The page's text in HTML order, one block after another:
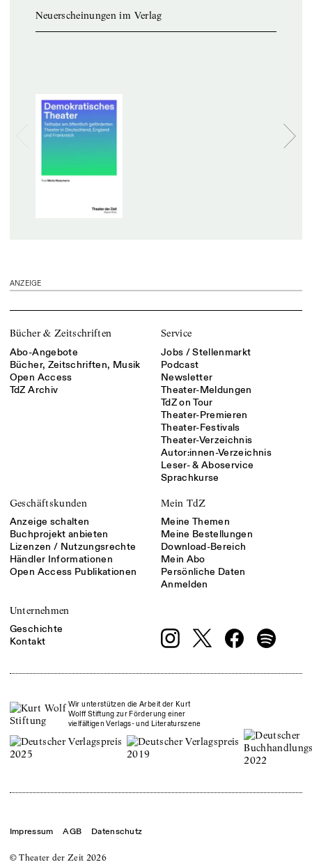
Neuerscheinungen im Verlag
ANZEIGE
Bücher & Zeitschriften
Abo-Angebote
Bücher, Zeitschriften, Musik
Open Access
TdZ Archiv
Service
Jobs / Stellenmarkt
Podcast
Newsletter
Theater-Meldungen
TdZ on Tour
Theater-Premieren
Theater-Festivals
Theater-Verzeichnis
Autor:innen-Verzeichnis
Leser- & Aboservice
Sprachkurse
Geschäftskunden
Anzeige schalten
Buchprojekt anbieten
Lizenzen / Nutzungsrechte
Händler Informationen
Open Access Publikationen
Mein TdZ
Meine Themen
Meine Bestellungen
Download-Bereich
Mein Abo
Persönliche Daten
Anmelden
Unternehmen
Geschichte
Kontakt
Wir unterstützen die Arbeit der Kurt
Wolff Stiftung zur Förderung einer
vielfältigen Verlags- und Literaturszene
© Theater der Zeit 2026
Impressum AGB Datenschutz